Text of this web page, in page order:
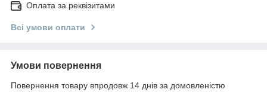
Оплата за реквізитами
Всі умови оплати
Умови повернення
Повернення товару впродовж 14 днів за домовленістю